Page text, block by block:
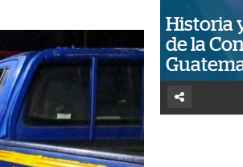
Historia
de la